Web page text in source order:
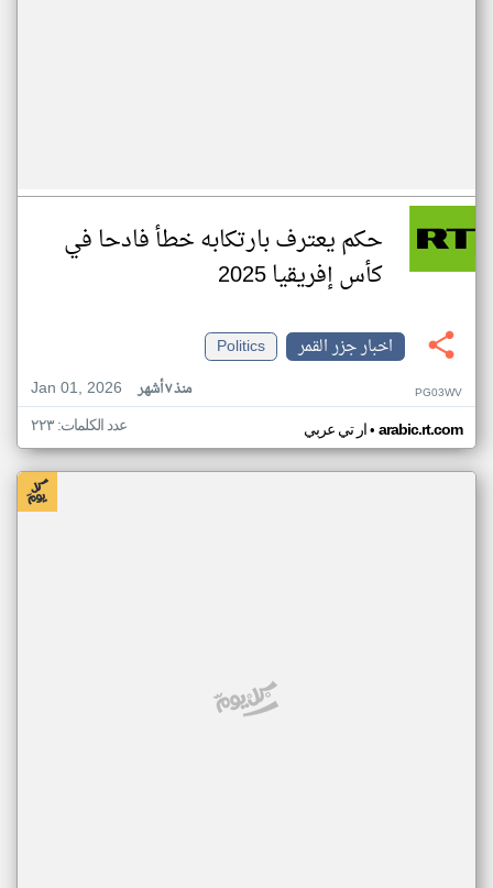
حكم يعترف بارتكابه خطأ فادحا في
كأس إفريقيا 2025
اخبار جزر القمر
Politics
Jan 01, 2026
منذ ٧ أشهر PG03WV
ار تي عربي• arabic.rt.com عدد الكلمات: ٢٢٣